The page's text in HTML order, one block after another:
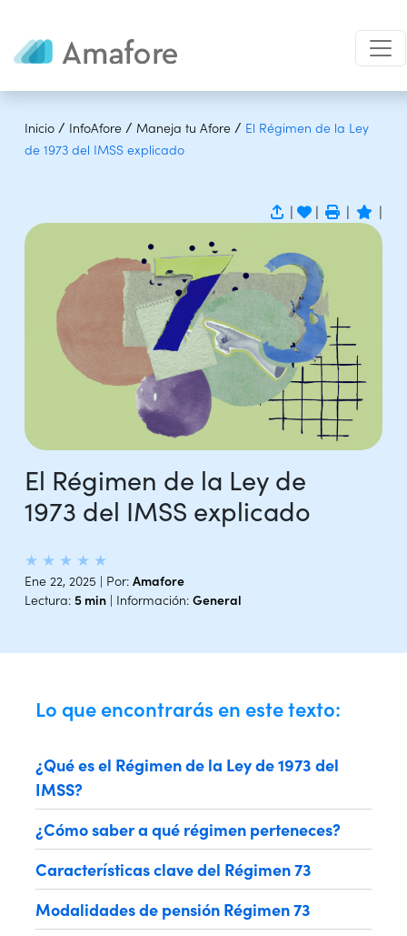
Inicio / InfoAfore / Maneja tu Afore / El Régimen de la Ley
de 1973 del IMSS explicado
| | | |
El Régimen de la Ley de
1973 del IMSS explicado
★ ★ ★ ★ ★
Ene 22, 2025 | Por: Amafore
Lectura: 5 min | Información: General
Lo que encontrarás en este texto:
¿Qué es el Régimen de la Ley de 1973 del
IMSS?
¿Cómo saber a qué régimen perteneces?
Características clave del Régimen 73
Modalidades de pensión Régimen 73